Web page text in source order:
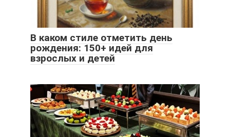
В каком стиле отметить день
рождения: 150+ идей для
взрослых и детей